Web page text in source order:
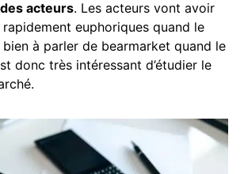
acteurs. Les acteurs vont avoir
euphoriques quand le
à parler de bearmarket quand le
donc très intéressant d’étudier le